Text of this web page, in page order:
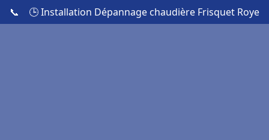
📞 🕒 Installation Dépannage chaudière Frisquet Roye